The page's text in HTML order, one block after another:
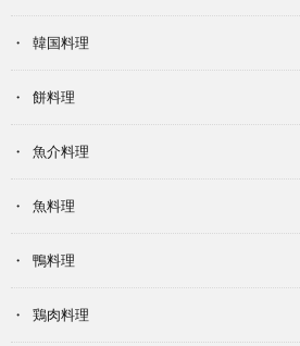
韓国料理
餅料理
魚介料理
魚料理
鴨料理
鶏肉料理